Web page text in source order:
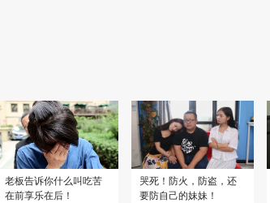
老板告诉你什么叫吃苦
在前享乐在后！
哭死！防火，防盗，还
要防自己的妹妹！